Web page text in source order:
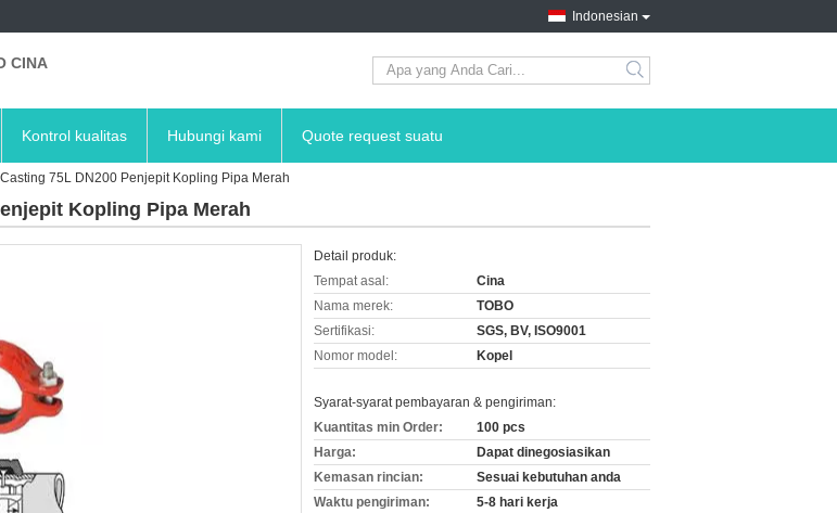
Indonesian
CINA
Kontrol kualitas Hubungi kami Quote request suatu
75L DN200 Penjepit Kopling Pipa Merah
Kopling Pipa Merah
Detail produk:
Tempat asal:
Cina
Nama merek:
TOBO
Sertifikasi:
SGS, BV, ISO9001
Nomor model:
Kopel
Syarat-syarat pembayaran & pengiriman:
Kuantitas min Order:
100 pcs
Harga:
Dapat dinegosiasikan
Kemasan rincian:
Sesuai kebutuhan anda
Waktu pengiriman:
5-8 hari kerja